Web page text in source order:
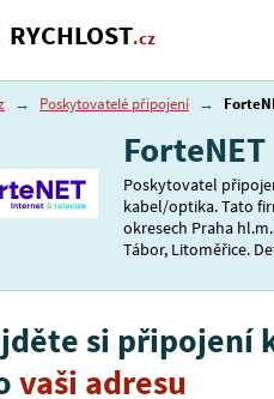
RYCHLOST.cz
→ Poskytovatelé připojení →
ForteNET
Poskytovatel
kabel/optika. Tato
okresech Praha
Tábor, Litoměřice.
si připojení
vaši adresu